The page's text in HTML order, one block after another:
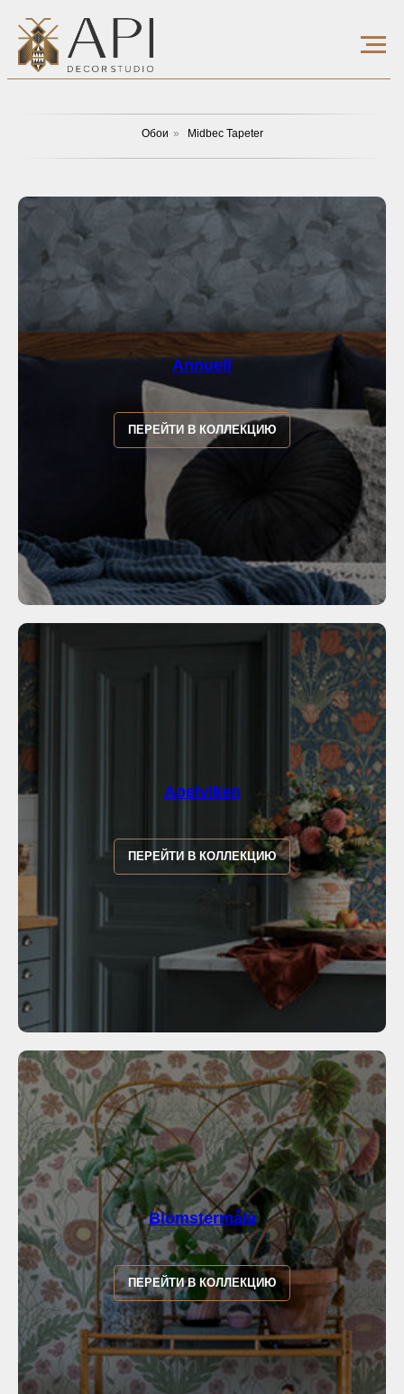
Обои » Midbec Tapeter
Annuell
ПЕРЕЙТИ В КОЛЛЕКЦИЮ
Apelviken
ПЕРЕЙТИ В КОЛЛЕКЦИЮ
Blomstermåla
ПЕРЕЙТИ В КОЛЛЕКЦИЮ